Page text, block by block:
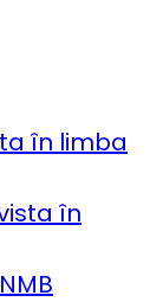
în limba
în